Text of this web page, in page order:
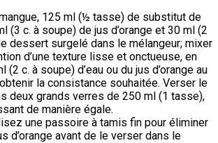
125 ml (½ tasse) de substitut de
(3 c. à soupe) de jus d’orange et 30 ml (2
dessert surgelé dans le mélangeur; mixer
d’une texture lisse et onctueuse, en
(2 c. à soupe) d’eau ou du jus d’orange au
la consistance souhaitée. Verser le
deux grands verres de 250 ml (1 tasse),
de manière égale.
une passoire à tamis fin pour éliminer
d’orange avant de le verser dans le